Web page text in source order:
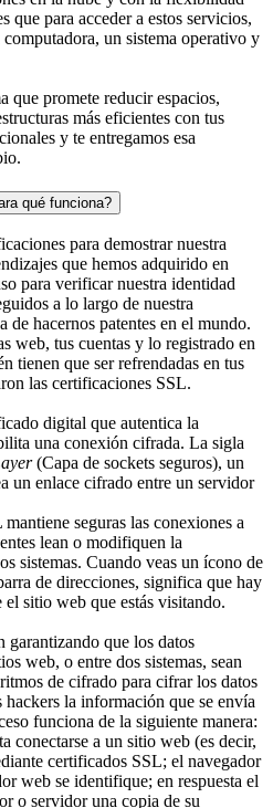
que para acceder a estos servicios,
un sistema operativo y
que promete reducir espacios,
más eficientes con tus
y te entregamos esa
qué funciona?
para demostrar nuestra
que hemos adquirido en
para verificar nuestra identidad
a lo largo de nuestra
de hacernos patentes en el mundo.
web, tus cuentas y lo registrado en
tienen que ser refrendadas en tus
las certificaciones SSL.
digital que autentica la
una conexión cifrada. La sigla
(Capa de sockets seguros), un
un enlace cifrado entre un servidor
seguras las conexiones a
lean o modifiquen la
sistemas. Cuando veas un ícono de
de direcciones, significa que hay
sitio web que estás visitando.
que los datos
web, o entre dos sistemas, sean
de cifrado para cifrar los datos
la información que se envía
funciona de la siguiente manera:
conectarse a un sitio web (es decir,
certificados SSL; el navegador
web se identifique; en respuesta el
o servidor una copia de su